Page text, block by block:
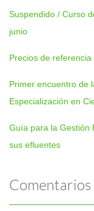
Suspendido / Curso
junio
Precios de
Primer encuentro de
Especialización en
Guía para la Gestión
sus efluentes